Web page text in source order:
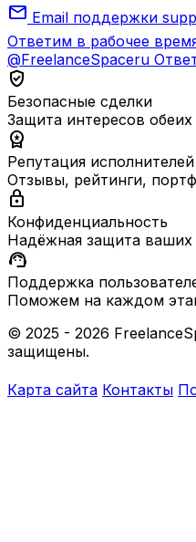
mail Email поддержки
Ответим в рабочее
@FreelanceSpaceru
verified_user
Безопасные сделки
Защита интересов
workspace_premium
Репутация исполнителей
Отзывы, рейтинги,
lock
Конфиденциальность
Надёжная защита
support_agent
Поддержка
Поможем на каждом
© 2025 - 2026
защищены.
Карта сайта Контакты